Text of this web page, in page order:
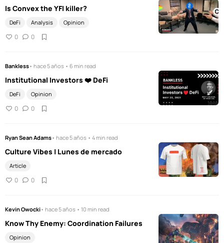
Is Convex the YFI killer?
DeFi Analysis Opinion
0 0
Bankless• hace 5 años • 6 min read
Institutional Investors ❤️ DeFi
DeFi Opinion
0 0
Ryan Sean Adams• hace 5 años • 4 min read
Culture Vibes | Lunes de mercado
Article
0 0
Kevin Owocki• hace 5 años • 10 min read
Know Thy Enemy: Coordination Failures
Opinion